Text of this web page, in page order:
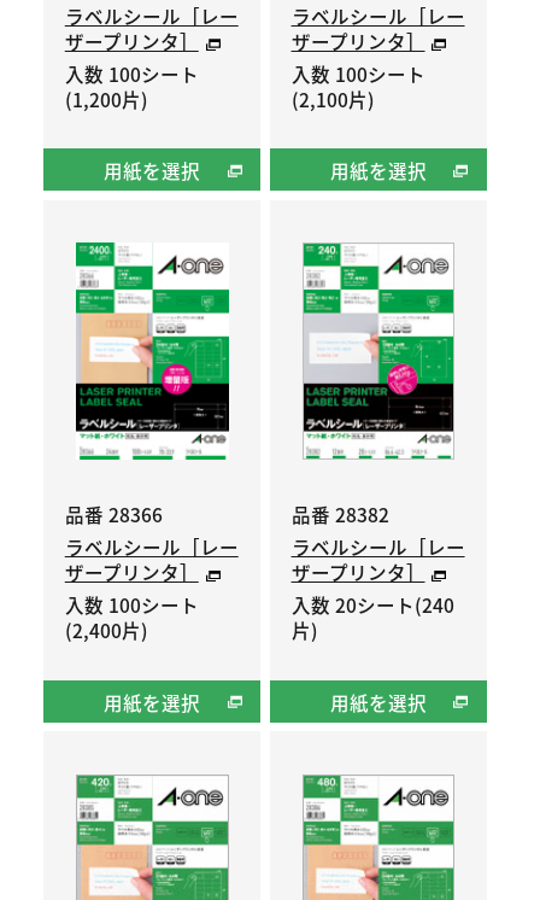
ラベルシール［レー
ザープリンタ］
入数 100シート
(1,200片)
用紙を選択
ラベルシール［レー
ザープリンタ］
入数 100シート
(2,100片)
用紙を選択
品番 28366
ラベルシール［レー
ザープリンタ］
入数 100シート
(2,400片)
用紙を選択
品番 28382
ラベルシール［レー
ザープリンタ］
入数 20シート(240
片)
用紙を選択